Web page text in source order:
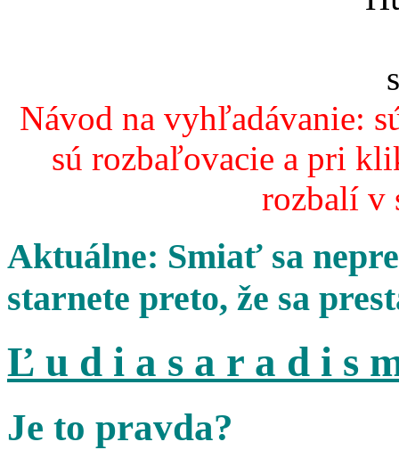
Návod na vyhľadávanie:
sú rozbaľovacie a pri
rozbalí v
Aktuálne: Smiať sa
starnete preto, že sa
Ľ u d i a s a r a d i s
Je to pravda?